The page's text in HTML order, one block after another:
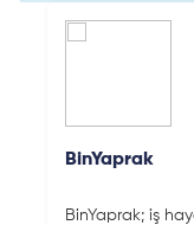
BinYaprak
BinYaprak; iş